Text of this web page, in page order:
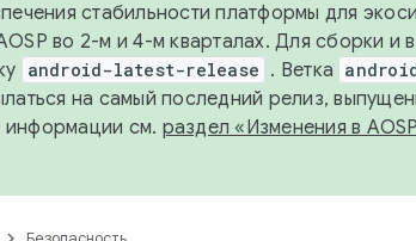
стабильности платформы для
во 2-м и 4-м кварталах. Для сборки и
android-latest-release . Ветка
на самый последний релиз,
информации см. раздел «Изменения в